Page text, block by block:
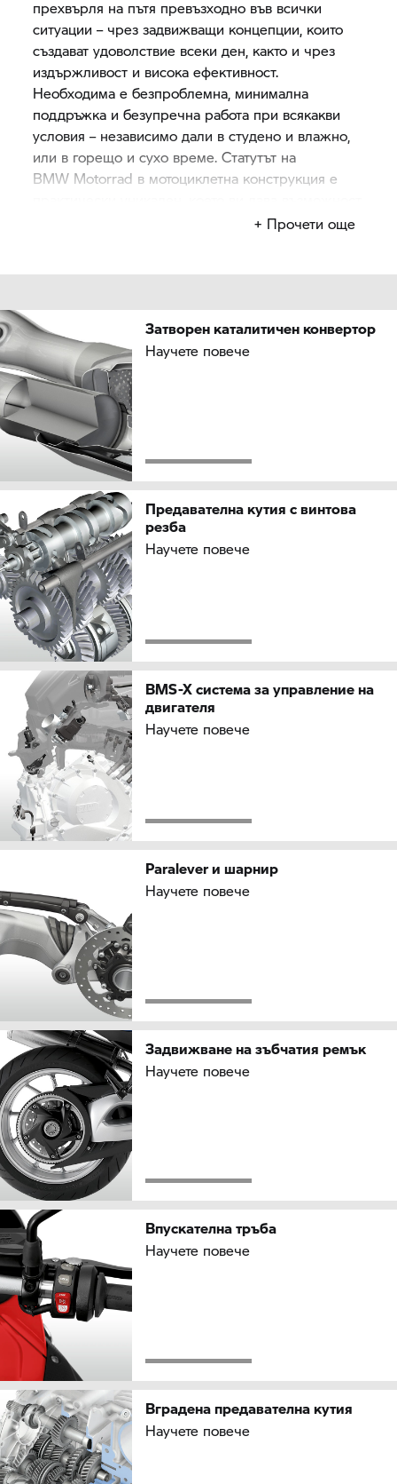
прехвърля на пътя превъзходно във всички
ситуации – чрез задвижващи концепции, които
създават удоволствие всеки ден, както и чрез
издържливост и висока ефективност.
Необходима е безпроблемна, минимална
поддръжка и безупречна работа при всякакви
условия – независимо дали в студено и влажно,
или в горещо и сухо време. Статутът на
BMW Motorrad в мотоциклетна конструкция е
да имате чиста съвест по отношение на околната
+ Прочети още
Затворен каталитичен конвертор
Научете повече
Предавателна кутия с винтова
резба
Научете повече
BMS-X система за управление на
двигателя
Научете повече
Paralever и шарнир
Научете повече
Задвижване на зъбчатия ремък
Научете повече
Впускателна тръба
Научете повече
Вградена предавателна кутия
Научете повече